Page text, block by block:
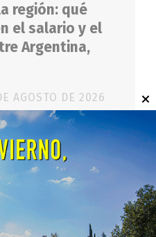
región: qué
el salario y el
Argentina,
AGOSTO DE 2026